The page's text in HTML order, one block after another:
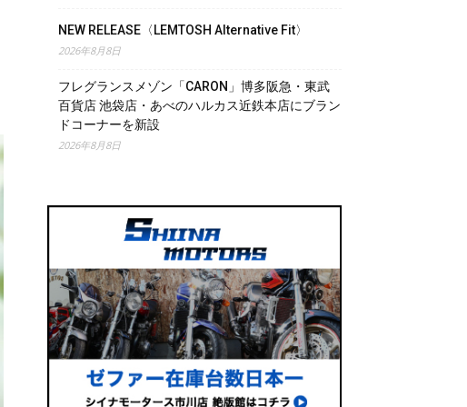
NEW RELEASE〈LEMTOSH Alternative Fit〉
2026年8月8日
フレグランスメゾン「CARON」博多阪急・東武
百貨店 池袋店・あべのハルカス近鉄本店にブラン
ドコーナーを新設
2026年8月8日